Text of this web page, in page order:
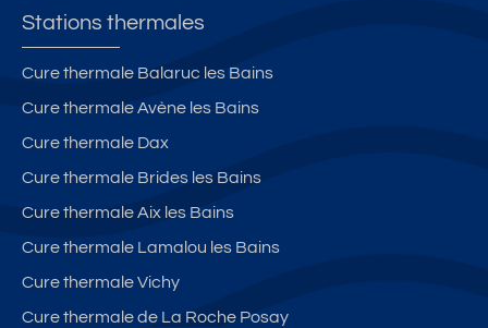
Stations thermales
Cure thermale Balaruc les Bains
Cure thermale Avène les Bains
Cure thermale Dax
Cure thermale Brides les Bains
Cure thermale Aix les Bains
Cure thermale Lamalou les Bains
Cure thermale Vichy
Cure thermale de La Roche Posay